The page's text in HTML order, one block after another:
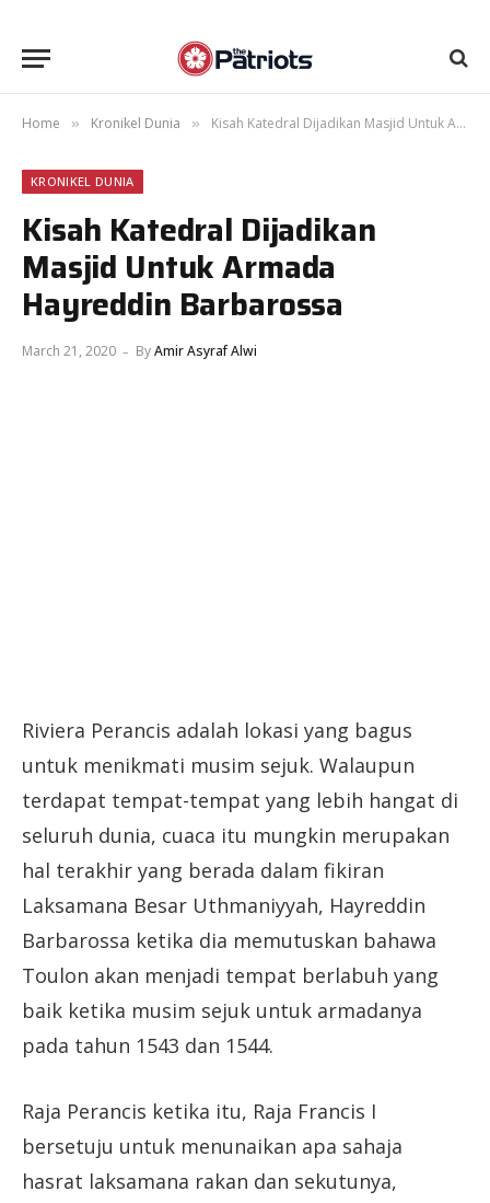
Home » Kronikel Dunia » Kisah Katedral Dijadikan Masjid Untuk Armada Hayreddin Barbarossa
KRONIKEL DUNIA
Kisah Katedral Dijadikan
Masjid Untuk Armada
Hayreddin Barbarossa
March 21, 2020 ByAmir Asyraf Alwi
Riviera Perancis adalah lokasi yang bagus
untuk menikmati musim sejuk. Walaupun
terdapat tempat-tempat yang lebih hangat di
seluruh dunia, cuaca itu mungkin merupakan
hal terakhir yang berada dalam fikiran
Laksamana Besar Uthmaniyyah, Hayreddin
Barbarossa ketika dia memutuskan bahawa
Toulon akan menjadi tempat berlabuh yang
baik ketika musim sejuk untuk armadanya
pada tahun 1543 dan 1544.
Raja Perancis ketika itu, Raja Francis I
bersetuju untuk menunaikan apa sahaja
hasrat laksamana rakan dan sekutunya,